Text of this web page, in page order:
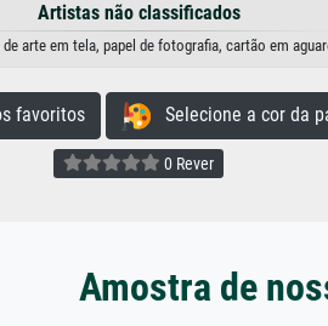
Artistas não classificados
arte em tela, papel de fotografia, cartão em
favoritos Selecione a cor da
0 Rever
Amostra de